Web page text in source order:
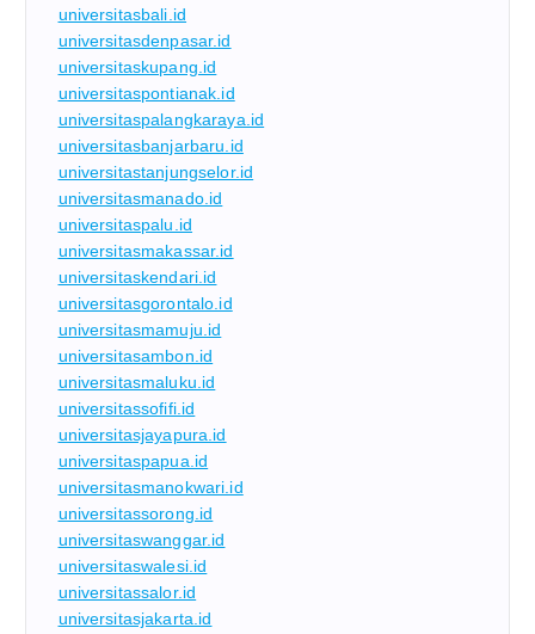
universitasbali.id
universitasdenpasar.id
universitaskupang.id
universitaspontianak.id
universitaspalangkaraya.id
universitasbanjarbaru.id
universitastanjungselor.id
universitasmanado.id
universitaspalu.id
universitasmakassar.id
universitaskendari.id
universitasgorontalo.id
universitasmamuju.id
universitasambon.id
universitasmaluku.id
universitassofifi.id
universitasjayapura.id
universitaspapua.id
universitasmanokwari.id
universitassorong.id
universitaswanggar.id
universitaswalesi.id
universitassalor.id
universitasjakarta.id